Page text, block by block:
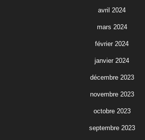
avril 2024
mars 2024
février 2024
janvier 2024
décembre 2023
novembre 2023
octobre 2023
septembre 2023